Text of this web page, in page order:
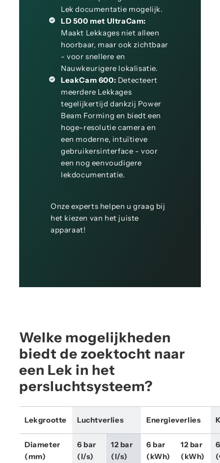
Lek documentatie mogelijk.
LD 500 met UltraCam:
Maakt Lekkages niet alleen
hoorbaar, maar ook zichtbaar
- voor snellere en
Nauwkeurigere lokalisatie.
LeakCam 600: Detecteert
meerdere Lekkages
tegelijkertijd dankzij Power
Beam Forming en biedt een
hoge-resolutie camera en
een moderne, intuïtieve
gebruikersinterface - voor
een nog eenvoudigere
lekdocumentatie.
Onze experts helpen u graag bij
het kiezen van het juiste
apparaat!
Welke mogelijkheden
biedt de zoektocht naar
een Lek in het
persluchtsysteem?
Lekgrootte Luchtverlies Energieverlies
Diameter
(mm)
6 bar
(l/s)
12 bar
(l/s)
6 bar
(kWh)
12 bar
(kWh)